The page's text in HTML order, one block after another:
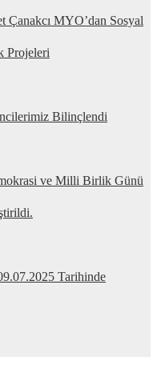
Çanakcı MYO’dan Sosyal
Projeleri
Bilinçlendi
ve Milli Birlik Günü
Tarihinde